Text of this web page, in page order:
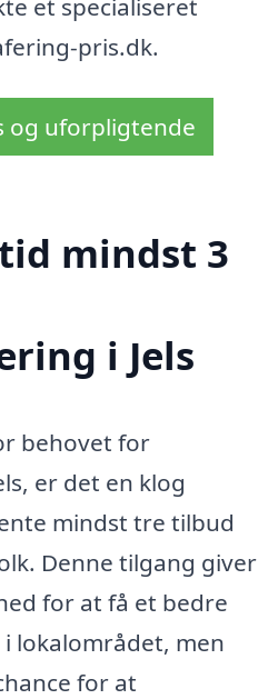
et specialiseret
pris.dk.
og uforpligtende
mindst 3
i Jels
behovet for
er det en klog
mindst tre tilbud
Denne tilgang giver
for at få et bedre
lokalområdet, men
for at